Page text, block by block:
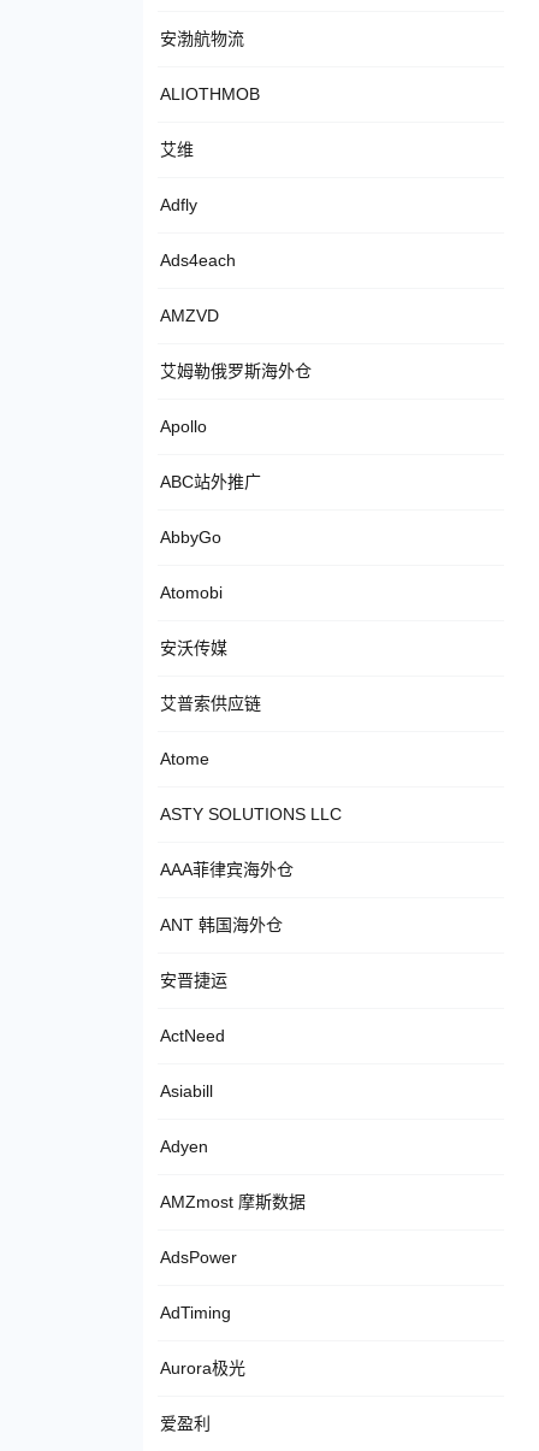
安渤航物流
ALIOTHMOB
艾维
Adfly
Ads4each
AMZVD
艾姆勒俄罗斯海外仓
Apollo
ABC站外推广
AbbyGo
Atomobi
安沃传媒
艾普索供应链
Atome
ASTY SOLUTIONS LLC
AAA菲律宾海外仓
ANT 韩国海外仓
安晋捷运
ActNeed
Asiabill
Adyen
AMZmost 摩斯数据
AdsPower
AdTiming
Aurora极光
爱盈利